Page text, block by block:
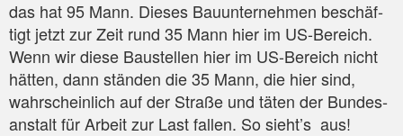
das hat 95 Mann. Die­ses Bau­un­ter­neh­men beschäf­
tigt jetzt zur Zeit rund 35 Mann hier im US-Bereich.
Wenn wir die­se Bau­stel­len hier im US-Bereich nicht
hät­ten, dann stän­den die 35 Mann, die hier sind,
wahr­schein­lich auf der Stra­ße und täten der Bun­des­
an­stalt für Arbeit zur Last fal­len. So sieht’s aus!